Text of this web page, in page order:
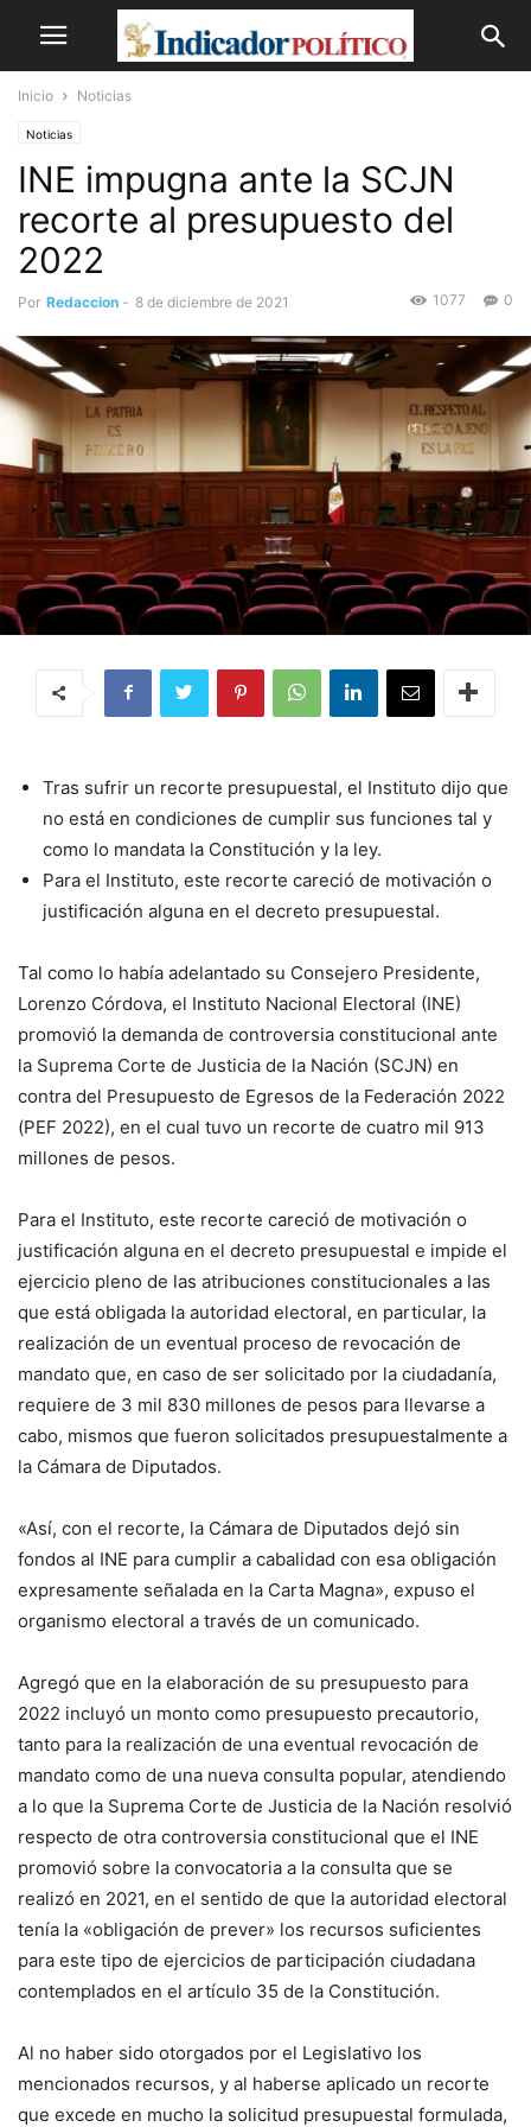
Inicio Noticias
Noticias
INE impugna ante la SCJN
recorte al presupuesto del
2022
Por Redaccion - 8 de diciembre de 2021 0
1077
Tras sufrir un recorte presupuestal, el Instituto dijo que
no está en condiciones de cumplir sus funciones tal y
como lo mandata la Constitución y la ley.
Para el Instituto, este recorte careció de motivación o
justificación alguna en el decreto presupuestal.
Tal como lo había adelantado su Consejero Presidente,
Lorenzo Córdova, el Instituto Nacional Electoral (INE)
promovió la demanda de controversia constitucional ante
la Suprema Corte de Justicia de la Nación (SCJN) en
contra del Presupuesto de Egresos de la Federación 2022
(PEF 2022), en el cual tuvo un recorte de cuatro mil 913
millones de pesos.
Para el Instituto, este recorte careció de motivación o
justificación alguna en el decreto presupuestal e impide el
ejercicio pleno de las atribuciones constitucionales a las
que está obligada la autoridad electoral, en particular, la
realización de un eventual proceso de revocación de
mandato que, en caso de ser solicitado por la ciudadanía,
requiere de 3 mil 830 millones de pesos para llevarse a
cabo, mismos que fueron solicitados presupuestalmente a
la Cámara de Diputados.
«Así, con el recorte, la Cámara de Diputados dejó sin
fondos al INE para cumplir a cabalidad con esa obligación
expresamente señalada en la Carta Magna», expuso el
organismo electoral a través de un comunicado.
Agregó que en la elaboración de su presupuesto para
2022 incluyó un monto como presupuesto precautorio,
tanto para la realización de una eventual revocación de
mandato como de una nueva consulta popular, atendiendo
a lo que la Suprema Corte de Justicia de la Nación resolvió
respecto de otra controversia constitucional que el INE
promovió sobre la convocatoria a la consulta que se
realizó en 2021, en el sentido de que la autoridad electoral
tenía la «obligación de prever» los recursos suficientes
para este tipo de ejercicios de participación ciudadana
contemplados en el artículo 35 de la Constitución.
Al no haber sido otorgados por el Legislativo los
mencionados recursos, y al haberse aplicado un recorte
que excede en mucho la solicitud presupuestal formulada,